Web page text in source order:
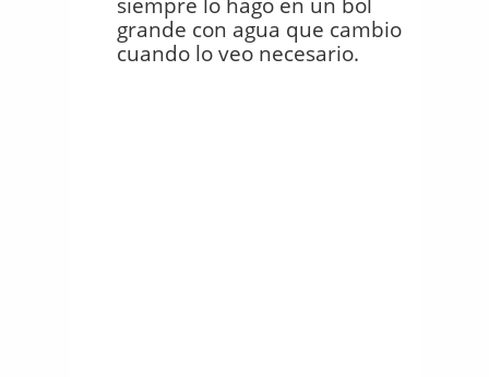
grande con agua que cambio
cuando lo veo necesario.